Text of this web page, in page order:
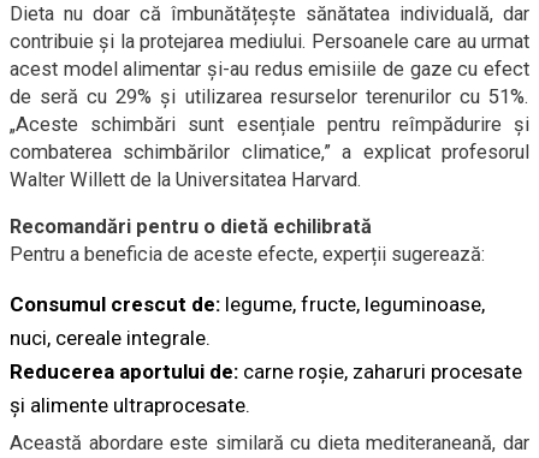
Dieta nu doar că îmbunătățește sănătatea individuală, dar
contribuie și la protejarea mediului. Persoanele care au urmat
acest model alimentar și-au redus emisiile de gaze cu efect
de seră cu 29% și utilizarea resurselor terenurilor cu 51%.
„Aceste schimbări sunt esențiale pentru reîmpădurire și
combaterea schimbărilor climatice,” a explicat profesorul
Walter Willett de la Universitatea Harvard.
Recomandări pentru o dietă echilibrată
Pentru a beneficia de aceste efecte, experții sugerează:
Consumul crescut de: legume, fructe, leguminoase,
nuci, cereale integrale.
Reducerea aportului de: carne roșie, zaharuri procesate
și alimente ultraprocesate.
Această abordare este similară cu dieta mediteraneană, dar